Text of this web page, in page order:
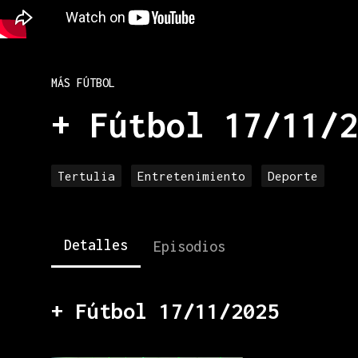
MÁS FÚTBOL
+ Fútbol 17/11/
Tertulia Entretenimiento Deporte
Detalles Episodios
+ Fútbol 17/11/2025